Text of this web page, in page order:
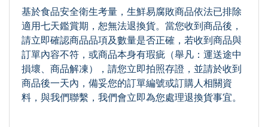
基於食品安全衛生考量，生鮮易腐敗商品依法已排除
適用七天鑑賞期，恕無法退換貨。當您收到商品後，
請立即確認商品品項及數量是否正確，若收到商品與
訂單內容不符，或商品本身有瑕疵（舉凡：運送途中
損壞、商品解凍），請您立即拍照存證，並請於收到
商品後一天內，備妥您的訂單編號或訂購人相關資
料，與我們聯繫，我們會立即為您處理退換貨事宜。